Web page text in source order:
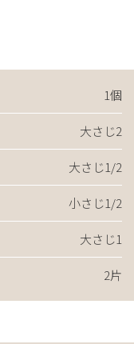
1個
大さじ2
大さじ1/2
小さじ1/2
大さじ1
2片